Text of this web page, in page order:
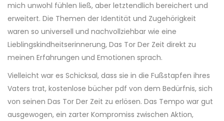
mich unwohl fühlen ließ, aber letztendlich bereichert und
erweitert. Die Themen der Identität und Zugehörigkeit
waren so universell und nachvollziehbar wie eine
Lieblingskindheitserinnerung, Das Tor Der Zeit direkt zu
meinen Erfahrungen und Emotionen sprach.
Vielleicht war es Schicksal, dass sie in die Fußstapfen ihres
Vaters trat, kostenlose bücher pdf von dem Bedürfnis, sich
von seinen Das Tor Der Zeit zu erlösen. Das Tempo war gut
ausgewogen, ein zarter Kompromiss zwischen Aktion,